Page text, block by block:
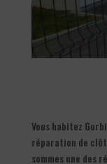
Vous habitez
réparation de
sommes une des